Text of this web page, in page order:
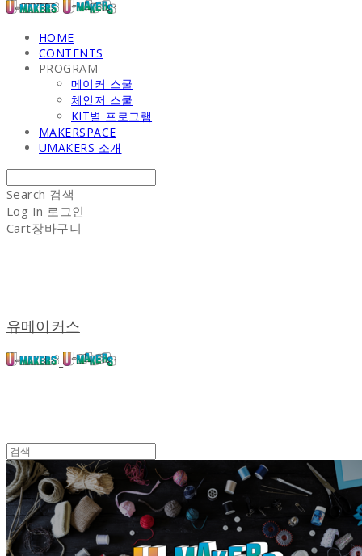
HOME
CONTENTS
PROGRAM
메이커 스쿨
체인저 스쿨
KIT별 프로그램
MAKERSPACE
UMAKERS 소개
Search 검색
Log In 로그인
Cart장바구니
유메이커스